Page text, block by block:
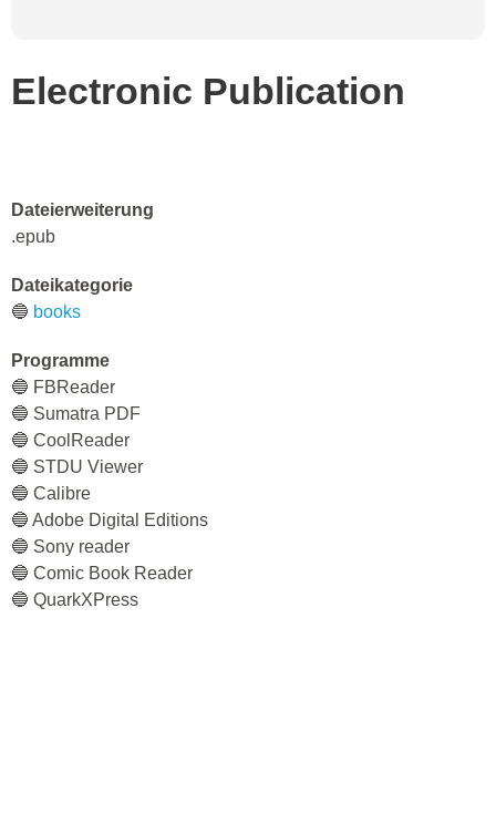
Electronic Publication
Dateierweiterung
.epub
Dateikategorie
🔵 books
Programme
🔵 FBReader
🔵 Sumatra PDF
🔵 CoolReader
🔵 STDU Viewer
🔵 Calibre
🔵 Adobe Digital Editions
🔵 Sony reader
🔵 Comic Book Reader
🔵 QuarkXPress